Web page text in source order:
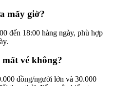
mấy giờ?
đến 18:00 hàng ngày, phù hợp
vé không?
đồng/người lớn và 30.000